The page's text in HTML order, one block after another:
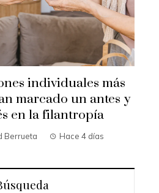
individuales más
marcado un antes y
en la filantropía
Berrueta Hace 4 días